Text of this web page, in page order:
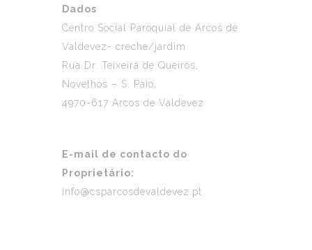
Dados
Centro Social Paroquial de Arcos de
Valdevez- creche/jardim
Rua Dr. Teixeira de Queirós,
Novelhos – S. Paio,
4970-617 Arcos de Valdevez
E-mail de contacto do
Proprietário:
info@csparcosdevaldevez.pt